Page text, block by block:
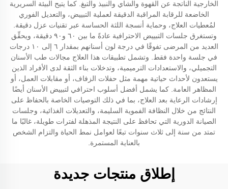
الخارجية الناتجة عن القهوة والشاي والنبيذ والتبغ. كما يتيح البيئة السريرية
الخاضعة للرقابة المراقبة الدقيقة لعملية التبييض، والتعديل الفوري
لمُعطيات العلاج، وحماية أنسجة اللثة الحساسة عبر تقنيات عزل دقيقة.
وتستغرق جلسات التبييض الاحترافية عادةً ما بين ٦٠ و٩٠ دقيقة، ويحقِّق
العديد من المرضى تفوقًا في درجة لون أسنانهم بمقدار ٦ إلى ١٠ درجات
في جلسة واحدة فقط. وتشمل تطبيقات هذا العلاج مجالات طب الأسنان
التجميلي، والاستعدادات الترميمية، وتدخلات بناء الثقة لدى الأفراد الذين
يستعدون لأحداث حياتية مهمة مثل حفلات الزفاف، أو مقابلات العمل، أو
المظاهر العامة. كما يشمل أفضل أسلوب احترافي لتبييض الأسنان أيضًا
إرشادات الرعاية بعد العلاج، بما في ذلك التوصيات الخاصة بالحفاظ على
النتائج من خلال النظافة الفموية السليمة، والتعديلات الغذائية، وجلسات
الصيانة الدورية التي تحافظ على النتيجة المذهلة لفترات طويلة، غالبًا ما
تمتد من سنة إلى ثلاث سنوات تبعًا لعوامل نمط الحياة والتزام الشخص
بالعناية المستمرة.
إطلاق منتجات جديدة